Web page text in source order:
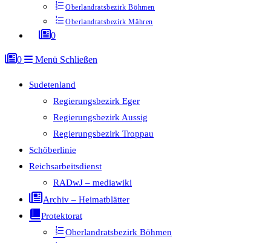
Oberlandratsbezirk Böhmen
Oberlandratsbezirk Mähren
0
0 Menü Schließen
Sudetenland
Regierungsbezirk Eger
Regierungsbezirk Aussig
Regierungsbezirk Troppau
Schöberlinie
Reichsarbeitsdienst
RADwJ – mediawiki
Archiv – Heimatblätter
Protektorat
Oberlandratsbezirk Böhmen